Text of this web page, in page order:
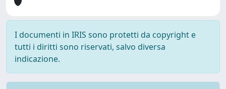
I documenti in IRIS sono protetti da copyright e
tutti i diritti sono riservati, salvo diversa
indicazione.